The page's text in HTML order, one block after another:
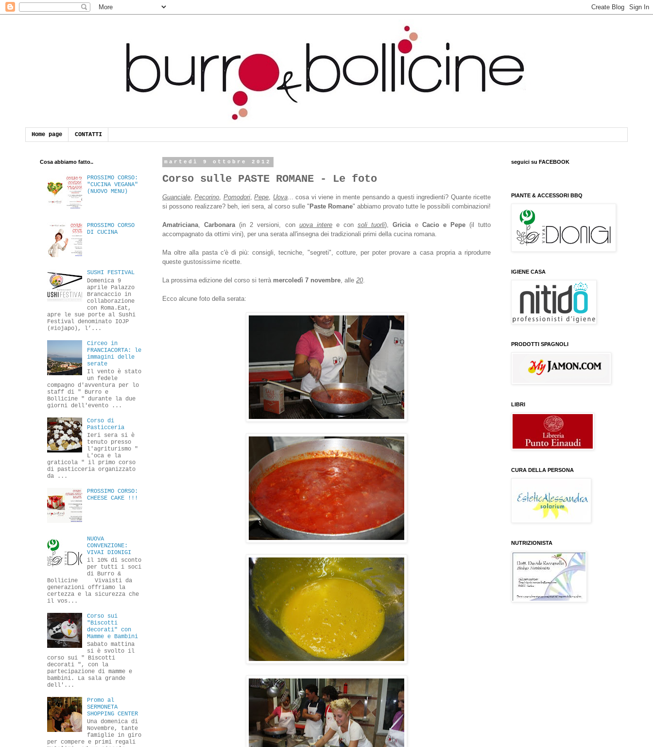
Home page CONTATTI
martedì 9 ottobre 2012
Corso sulle PASTE ROMANE - Le foto
Guanciale,Pecorino, Pomodori,Pepe, Uova... cosa vi viene in mente pensando a questi ingredienti? Quante ricette
si possono realizzare? beh, ieri sera, al corso sulle " Paste Romane" abbiamo provato tutte le possibili combinazioni!
Amatriciana,Carbonara(in 2 versioni, con uova interee consoli tuorli),Griciae Cacio e Pepe(il tutto
accompagnato da ottimi vini), per una serata all'insegna dei tradizionali primi della cucina romana.
Ma oltre alla pasta c'è di più: consigli, tecniche, "segreti", cotture, per poter provare a casa propria a riprodurre
queste gustosissime ricette.
La prossima edizione del corso si terrà mercoledì 7 novembre, alle 20.
Ecco alcune foto della serata:
Cosa abbiamo fatto..
PROSSIMO CORSO:
"CUCINA VEGANA"
(NUOVO MENU)
PROSSIMO CORSO
DI CUCINA
SUSHI FESTIVAL
Domenica 9
aprile Palazzo
Brancaccio in
collaborazione
con Roma.Eat,
apre le sue porte al Sushi
Festival denominato IOJP
(#iojapo), l’...
Circeo in
FRANCIACORTA: le
immagini delle
serate
Il vento è stato
un fedele
compagno d'avventura per lo
staff di " Burro e
Bollicine " durante la due
giorni dell'evento ...
Corso di
Pasticceria
Ieri sera si è
tenuto presso
l'agriturismo "
L'oca e la
graticola " il primo corso
di pasticceria organizzato
da ...
PROSSIMO CORSO:
CHEESE CAKE !!!
NUOVA
CONVENZIONE:
VIVAI DIONIGI
il 10% di sconto
per tutti i soci
di Burro &
Bollicine Vivaisti da
generazioni offriamo la
certezza e la sicurezza che
il vos...
Corso sui
"Biscotti
decorati" con
Mamme e Bambini
Sabato mattina
si è svolto il
corso sui " Biscotti
decorati ", con la
partecipazione di mamme e
bambini. La sala grande
dell'...
Promo al
SERMONETA
SHOPPING CENTER
Una domenica di
Novembre, tante
famiglie in giro
per compere e primi regali
seguici su FACEBOOK
PIANTE & ACCESSORI BBQ
IGIENE CASA
PRODOTTI SPAGNOLI
LIBRI
CURA DELLA PERSONA
NUTRIZIONISTA